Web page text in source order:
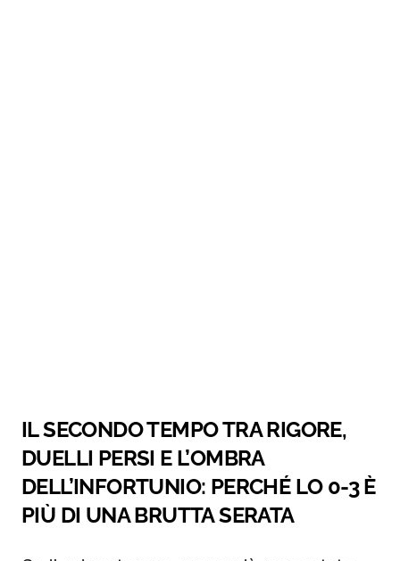
IL SECONDO TEMPO TRA RIGORE,
DUELLI PERSI E L’OMBRA
DELL’INFORTUNIO: PERCHÉ LO 0-3 È
PIÙ DI UNA BRUTTA SERATA